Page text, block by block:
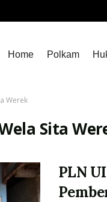
Home Polkam
Werek
Sita
PLN